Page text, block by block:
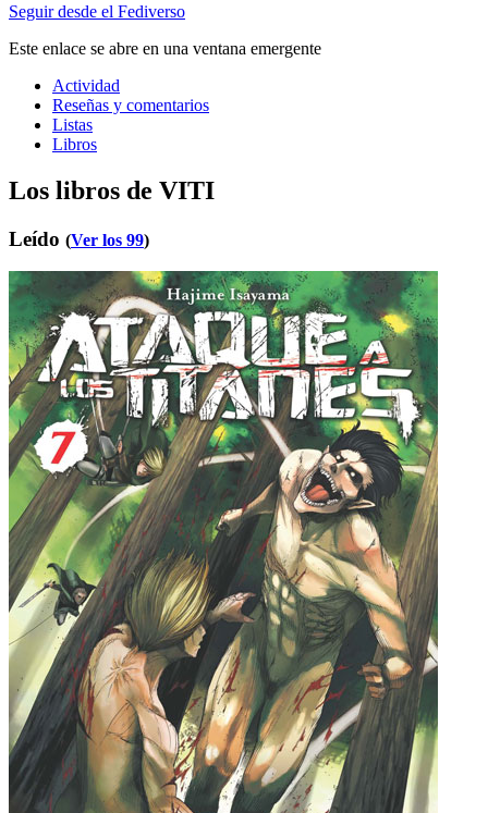
Seguir desde el Fediverso
Este enlace se abre en una ventana emergente
Actividad
Reseñas y comentarios
Listas
Libros
Los libros de VITI
Leído (Ver los 99)